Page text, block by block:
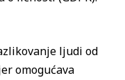
ljudi od
omogućava